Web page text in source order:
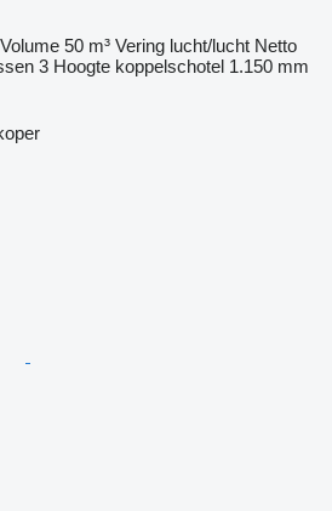
Volume 50 m³ Vering lucht/lucht Netto
3 Hoogte koppelschotel 1.150 mm